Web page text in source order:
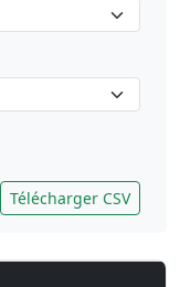
Télécharger CSV